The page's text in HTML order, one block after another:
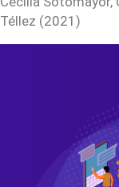
Téllez (2021)